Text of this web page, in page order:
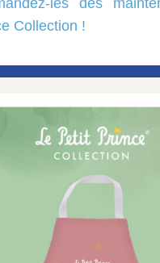
les dès
Collection !